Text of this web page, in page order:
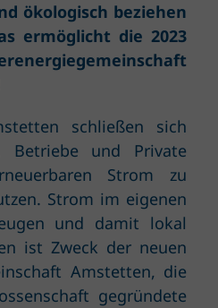
ökologisch beziehen
ermöglicht die 2023
schließen sich
Betriebe und Private
Strom zu
Strom im eigenen
und damit lokal
ist Zweck der neuen
Amstetten, die
gegründete